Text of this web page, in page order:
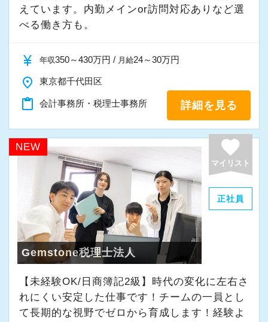
えています。内勤メインor訪問対応ありなど選
べる働き方も。
currency_yen 年収350～430万円 / 月給24～30万円
place 東京都千代田区
content_paste 会計事務所・税理士事務所 詳細を見る
NEW favorite
マイリスト
正社員
Gemstone税理士法人
【未経験OK/日商簿記2級】時代の変化に左右さ
れにくい安定した仕事です！チームの一員とし
て⻑期的な視野でゼロから育成します！経験よ